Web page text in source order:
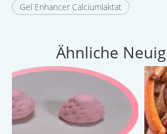
Gel Enhancer Calciumlaktat
Ähnliche